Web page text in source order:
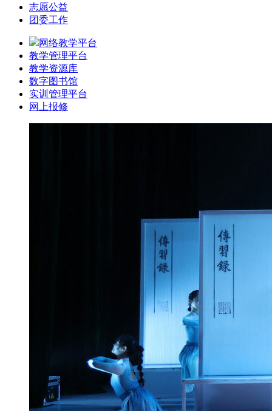
志愿公益
团委工作
网络教学平台
教学管理平台
教学资源库
数字图书馆
实训管理平台
网上报修